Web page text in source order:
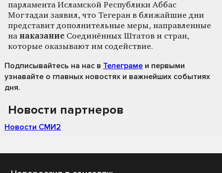
парламента Исламской Республики Аббас
Могтадаи заявил, что Тегеран в ближайшие дни
представит дополнительные меры, направленные
на наказание Соединённых Штатов и стран,
которые оказывают им содействие.
Подписывайтесь на нас в Телеграме и первыми
узнавайте о главных новостях и важнейших событиях
дня.
Новости партнеров
Новости СМИ2